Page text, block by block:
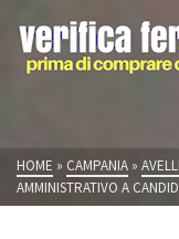
HOME » CAMPANIA »
AMMINISTRATIVO A